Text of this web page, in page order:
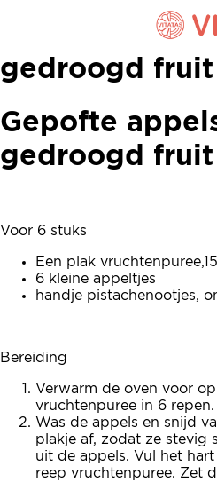
Gepofte
gedroogd fruit
Gepofte
gedroogd fruit
Voor 6 stuks
Een plak
6 kleine appeltjes
handje pistachenootjes,
Bereiding
Verwarm de oven voor
vruchtenpuree in 6 repen.
Was de appels en snijd
plakje af, zodat ze stevig
uit de appels. Vul het
reep vruchtenpuree. Zet